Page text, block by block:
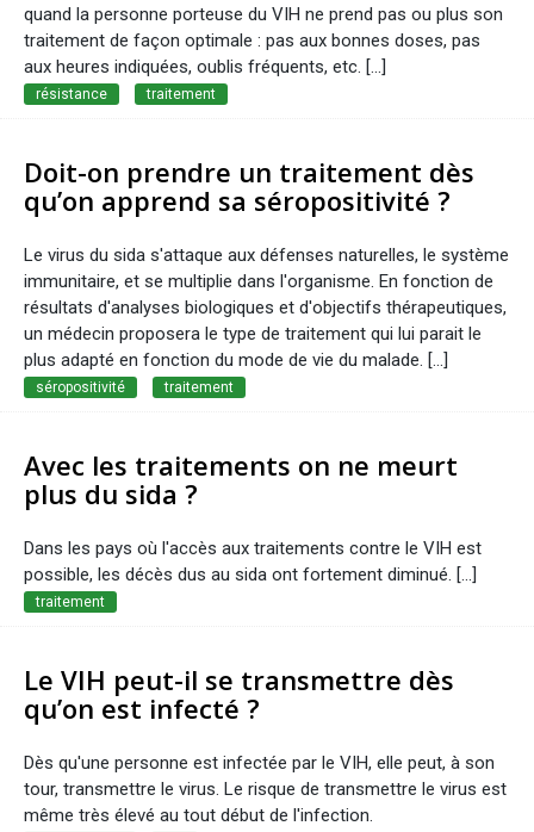
quand la personne porteuse du VIH ne prend pas ou plus son
traitement de façon optimale : pas aux bonnes doses, pas
aux heures indiquées, oublis fréquents, etc. [...]
résistance traitement
Doit-on prendre un traitement dès
qu’on apprend sa séropositivité ?
Le virus du sida s'attaque aux défenses naturelles, le système
immunitaire, et se multiplie dans l'organisme. En fonction de
résultats d'analyses biologiques et d'objectifs thérapeutiques,
un médecin proposera le type de traitement qui lui parait le
plus adapté en fonction du mode de vie du malade. [...]
séropositivité traitement
Avec les traitements on ne meurt
plus du sida ?
Dans les pays où l'accès aux traitements contre le VIH est
possible, les décès dus au sida ont fortement diminué. [...]
traitement
Le VIH peut-il se transmettre dès
qu’on est infecté ?
Dès qu'une personne est infectée par le VIH, elle peut, à son
tour, transmettre le virus. Le risque de transmettre le virus est
même très élevé au tout début de l'infection.